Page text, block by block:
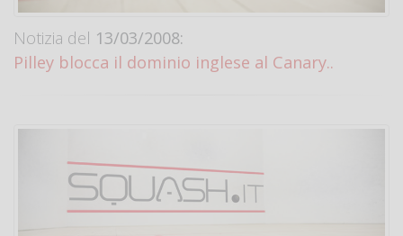
Notizia del 13/03/2008:
Pilley blocca il dominio inglese al Canary..